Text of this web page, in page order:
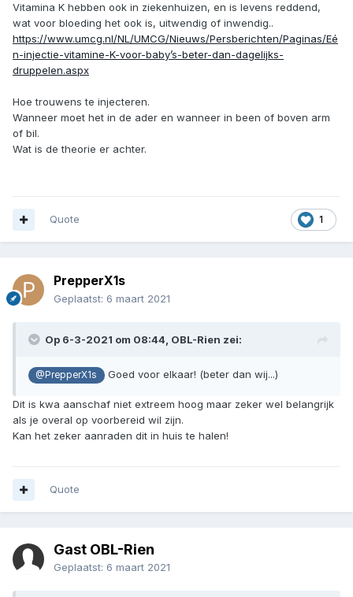
Vitamina K hebben ook in ziekenhuizen, en is levens reddend,
wat voor bloeding het ook is, uitwendig of inwendig..
https://www.umcg.nl/NL/UMCG/Nieuws/Persberichten/Paginas/Eé
n-injectie-vitamine-K-voor-baby’s-beter-dan-dagelijks-
druppelen.aspx
Hoe trouwens te injecteren.
Wanneer moet het in de ader en wanneer in been of boven arm
of bil.
Wat is de theorie er achter.
1
Quote
PrepperX1s
Geplaatst: 6 maart 2021
Op 6-3-2021 om 08:44, OBL-Rien zei:
@PrepperX1s Goed voor elkaar! (beter dan wij...)
Dit is kwa aanschaf niet extreem hoog maar zeker wel belangrijk
als je overal op voorbereid wil zijn.
Kan het zeker aanraden dit in huis te halen!
Quote
Gast OBL-Rien
Geplaatst: 6 maart 2021